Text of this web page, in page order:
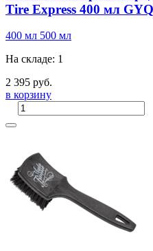
Tire Express 400 мл
400 мл 500 мл
На складе: 1
2 395 руб.
в корзину